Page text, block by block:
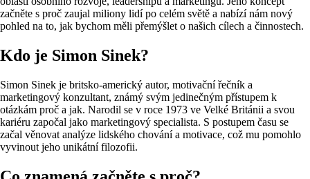
začněte s proč zaujal miliony lidí po celém světě a nabízí nám nový
pohled na to, jak bychom měli přemýšlet o našich cílech a činnostech.
Kdo je Simon Sinek?
Simon Sinek je britsko-americký autor, motivační řečník a
marketingový konzultant, známý svým jedinečným přístupem k
otázkám proč a jak. Narodil se v roce 1973 ve Velké Británii a svou
kariéru započal jako marketingový specialista. S postupem času se
začal věnovat analýze lidského chování a motivace, což mu pomohlo
vyvinout jeho unikátní filozofii.